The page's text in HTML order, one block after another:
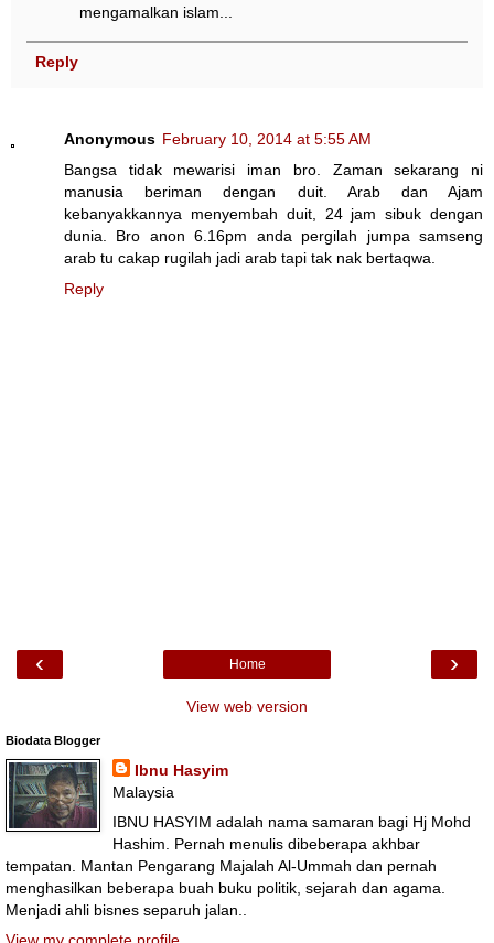
mengamalkan islam...
Reply
Anonymous February 10, 2014 at 5:55 AM
Bangsa tidak mewarisi iman bro. Zaman sekarang ni
manusia beriman dengan duit. Arab dan Ajam
kebanyakkannya menyembah duit, 24 jam sibuk dengan
dunia. Bro anon 6.16pm anda pergilah jumpa samseng
arab tu cakap rugilah jadi arab tapi tak nak bertaqwa.
Reply
‹ ›
Home
View web version
Biodata Blogger
Ibnu Hasyim
Malaysia
IBNU HASYIM adalah nama samaran bagi Hj Mohd
Hashim. Pernah menulis dibeberapa akhbar
tempatan. Mantan Pengarang Majalah Al-Ummah dan pernah
menghasilkan beberapa buah buku politik, sejarah dan agama.
Menjadi ahli bisnes separuh jalan..